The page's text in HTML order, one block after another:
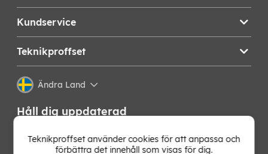
Kundservice
Teknikproffset
Ändra Land
Håll dig uppdaterad
Få de senaste nyheterna, hetaste erbjudandena och
bästa tipsen från oss direkt i din mejlkorg. Signa upp på
Teknikproffset använder cookies för att anpassa och
förbättra det innehåll som visas för dig.